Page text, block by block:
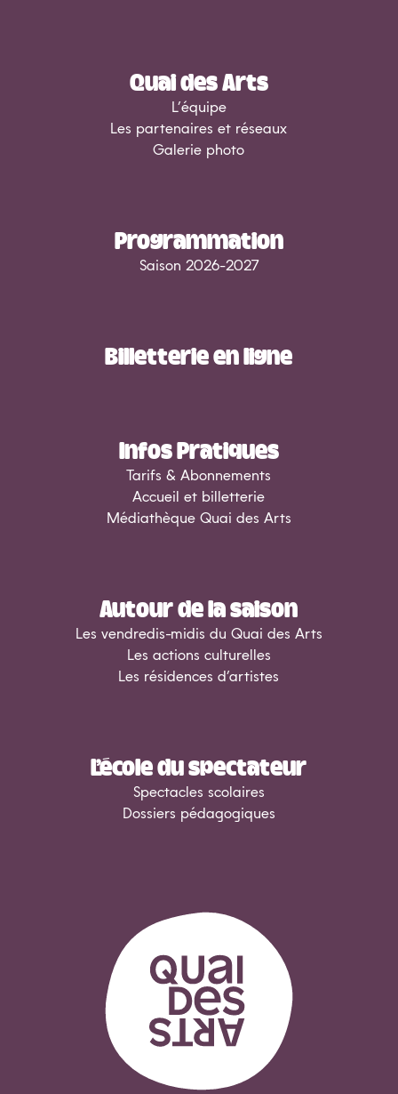
Quai des Arts
L’équipe
Les partenaires et réseaux
Galerie photo
Programmation
Saison 2026-2027
Billetterie en ligne
Infos Pratiques
Tarifs & Abonnements
Accueil et billetterie
Médiathèque Quai des Arts
Autour de la saison
Les vendredis-midis du Quai des Arts
Les actions culturelles
Les résidences d’artistes
L’école du spectateur
Spectacles scolaires
Dossiers pédagogiques